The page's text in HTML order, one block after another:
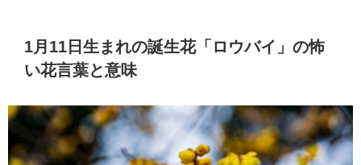
1月11日生まれの誕生花「ロウバイ」の怖
い花言葉と意味